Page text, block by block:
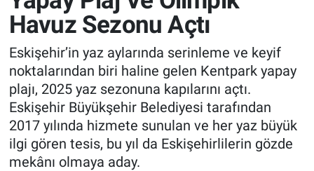
Havuz Sezonu Açtı
Eskişehir’in yaz aylarında serinleme ve keyif
noktalarından biri haline gelen Kentpark yapay
plajı, 2025 yaz sezonuna kapılarını açtı.
Eskişehir Büyükşehir Belediyesi tarafından
2017 yılında hizmete sunulan ve her yaz büyük
ilgi gören tesis, bu yıl da Eskişehirlilerin gözde
mekânı olmaya aday.
GÜNDEM
SİYASET
TEKNOLOJİ
EKONOMİ
Süper Lig Puan Durumu ve Fikstür
Tüm Manşetler
Son Dakika Haberleri
Haber Arşivi